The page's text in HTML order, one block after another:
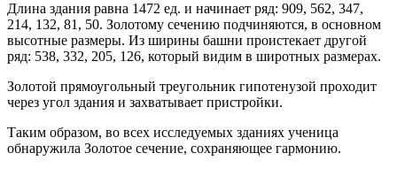
Длина здания равна 1472 ед. и начинает ряд: 909, 562, 347,
214, 132, 81, 50. Золотому сечению подчиняются, в основном
высотные размеры. Из ширины башни проистекает другой
ряд: 538, 332, 205, 126, который видим в широтных размерах.
Золотой прямоугольный треугольник гипотенузой проходит
через угол здания и захватывает пристройки.
Таким образом, во всех исследуемых зданиях ученица
обнаружила Золотое сечение, сохраняющее гармонию.